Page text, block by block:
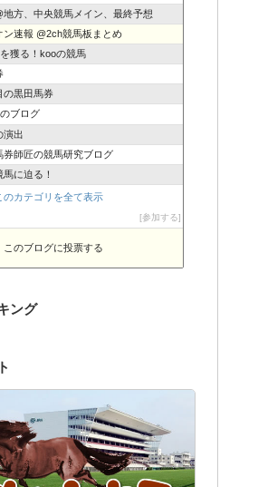
地方、中央競馬メイン、最終予想
ン速報 @2ch競馬板まとめ
獲る！kooの競馬
の黒田馬券
ブログ
演出
券師匠の競馬研究ブログ
に迫る！
のカテゴリを全て表示
参加する
このブログに投票する
ング